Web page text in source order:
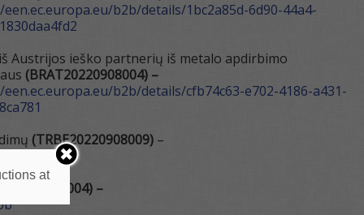
b2b/details/1bc2a85d-6d90-44a4-
Austrijos ieško partnerių iš metalo apdirbimo
(BRAT20220908004) –
b2b/details/cfb74c63-e702-4186-a431-
(TRBE20220908009) –
–
at